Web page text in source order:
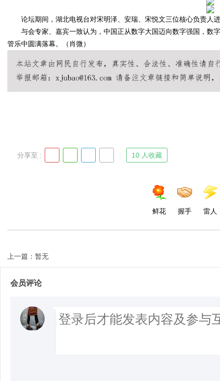
论坛期间，湖北电视台对宋明泽、安瑞、宋悦文三位核心负责人
与会专家、嘉宾一致认为，中国正从数字大国迈向数字强国，数
管乐中圆满落幕。（肖微）
分享至 : 10 人收藏
鲜花 握手 雷人
上一篇：暂无
会员评论